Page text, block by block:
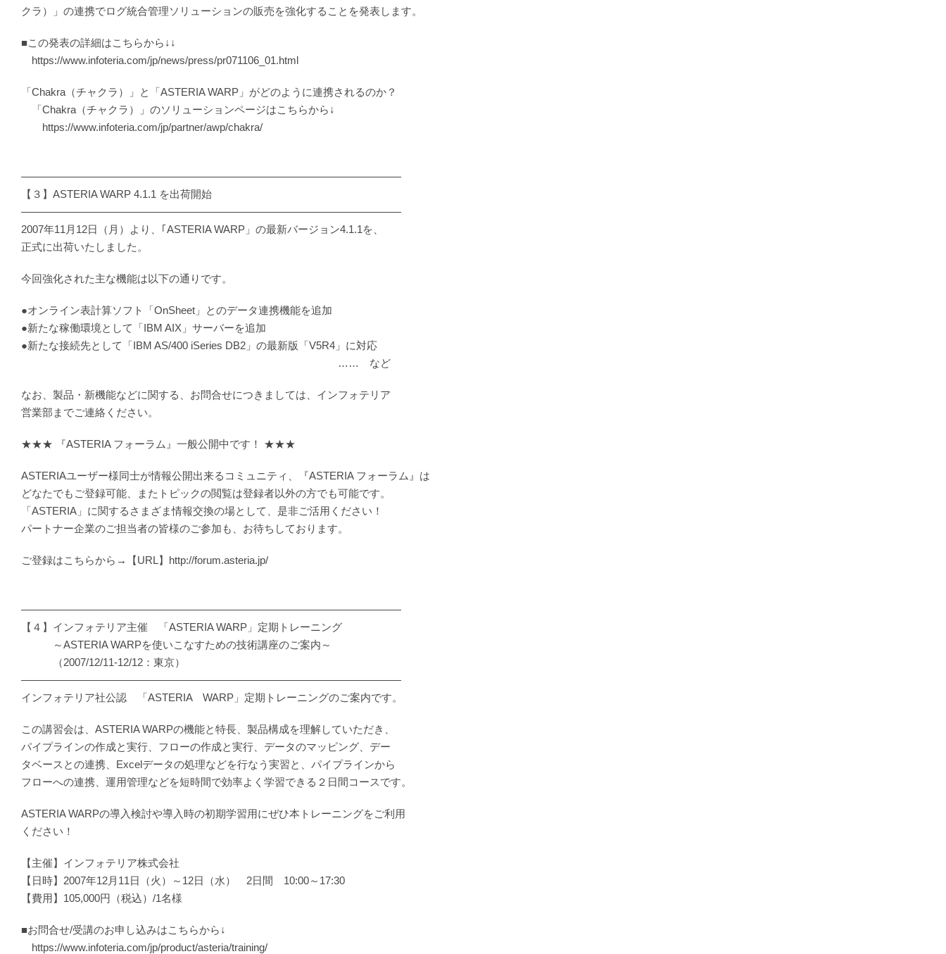
クラ）」の連携でログ統合管理ソリューションの販売を強化することを発表します。
■この発表の詳細はこちらから↓↓
https://www.infoteria.com/jp/news/press/pr071106_01.html
「Chakra（チャクラ）」と「ASTERIA WARP」がどのように連携されるのか？
「Chakra（チャクラ）」のソリューションページはこちらから↓
https://www.infoteria.com/jp/partner/awp/chakra/
――――――――――――――――――――――――――――――――――――
【３】ASTERIA WARP 4.1.1 を出荷開始
――――――――――――――――――――――――――――――――――――
2007年11月12日（月）より、｢ASTERIA WARP」の最新バージョン4.1.1を、
正式に出荷いたしました。
今回強化された主な機能は以下の通りです。
●オンライン表計算ソフト「OnSheet」とのデータ連携機能を追加
●新たな稼働環境として「IBM AIX」サーバーを追加
●新たな接続先として「IBM AS/400 iSeries DB2」の最新版「V5R4」に対応
…… など
なお、製品・新機能などに関する、お問合せにつきましては、インフォテリア
営業部までご連絡ください。
★★★ 『ASTERIA フォーラム』一般公開中です！ ★★★
ASTERIAユーザー様同士が情報公開出来るコミュニティ、『ASTERIA フォーラム』は
どなたでもご登録可能、またトピックの閲覧は登録者以外の方でも可能です。
「ASTERIA」に関するさまざま情報交換の場として、是非ご活用ください！
パートナー企業のご担当者の皆様のご参加も、お待ちしております。
ご登録はこちらから→【URL】http://forum.asteria.jp/
――――――――――――――――――――――――――――――――――――
【４】インフォテリア主催 「ASTERIA WARP」定期トレーニング
～ASTERIA WARPを使いこなすための技術講座のご案内～
（2007/12/11-12/12：東京）
――――――――――――――――――――――――――――――――――――
インフォテリア社公認 「ASTERIA WARP」定期トレーニングのご案内です。
この講習会は、ASTERIA WARPの機能と特長、製品構成を理解していただき、
パイプラインの作成と実行、フローの作成と実行、データのマッピング、デー
タベースとの連携、Excelデータの処理などを行なう実習と、パイプラインから
フローへの連携、運用管理などを短時間で効率よく学習できる２日間コースです。
ASTERIA WARPの導入検討や導入時の初期学習用にぜひ本トレーニングをご利用
ください！
【主催】インフォテリア株式会社
【日時】2007年12月11日（火）～12日（水） 2日間 10:00～17:30
【費用】105,000円（税込）/1名様
■お問合せ/受講のお申し込みはこちらから↓
https://www.infoteria.com/jp/product/asteria/training/